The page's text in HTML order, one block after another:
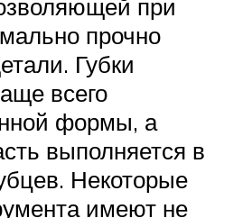
при
прочно
Губки
всего
формы, а
выполняется в
Некоторые
имеют не